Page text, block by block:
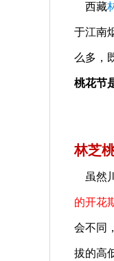
​ 西藏
于江南
么多，
桃花节
林芝
虽然
的开花
会不同
拔的高